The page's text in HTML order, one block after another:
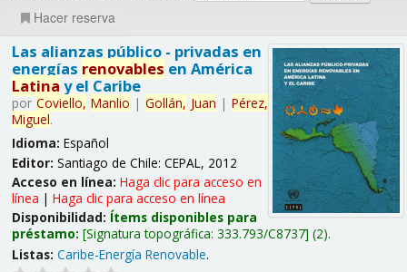
Hacer reserva
Las alianzas público - privadas en
energías renovables en América
Latina y el Caribe
por Coviello, Manlio | Gollán, Juan | Pérez,
Miguel.
Idioma: Español
Editor: Santiago de Chile: CEPAL, 2012
Acceso en línea: Haga clic para acceso en
línea | Haga clic para acceso en línea
Disponibilidad: Ítems disponibles para
préstamo: Signatura topográfica: 333.793/C8737 (2).
Listas: Caribe-Energía Renovable.